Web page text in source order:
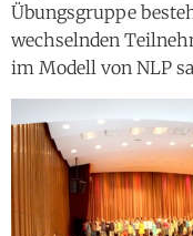
Übungsgruppe
wechselnden
im Modell von NLP